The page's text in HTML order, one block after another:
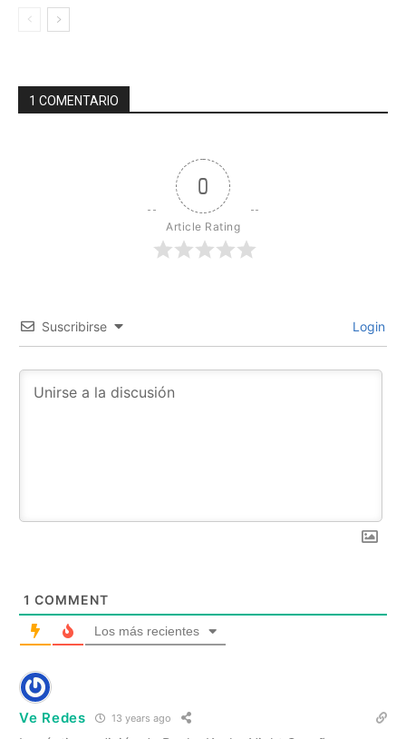
1 COMENTARIO
0
Article Rating
Suscribirse Login
1 COMMENT
Los más recientes
Ve Redes 13 years ago